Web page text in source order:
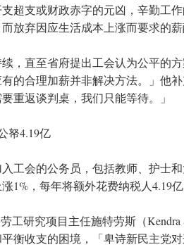
超支或财政赤字的元凶，辛勤工
放弃因应生活成本上涨而要求的
，直至省府提出工会认为公平的
的合理加薪并非解决方法。」他
重返谈判桌，我们只能等待。」
帑4.19亿
工会的公务员，包括教师、护士
1%，每年将额外花费纳税人4.19
工研究项目主任施特劳斯（Kendra
衡收支的困境，「卑诗新民主党